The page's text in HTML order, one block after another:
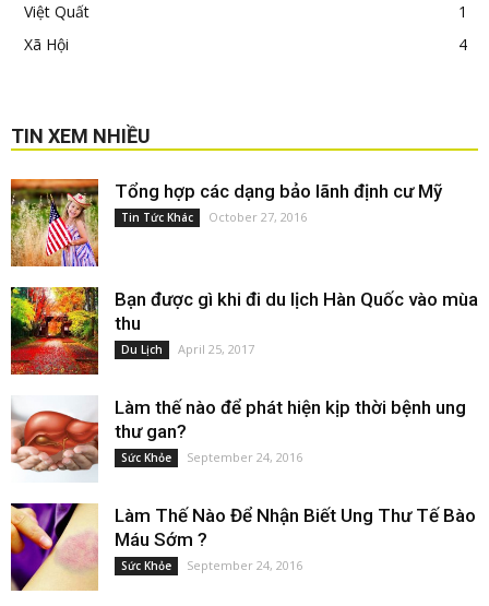
Việt Quất
1
Xã Hội
4
TIN XEM NHIỀU
Tổng hợp các dạng bảo lãnh định cư Mỹ
Tin Tức Khác October 27, 2016
Bạn được gì khi đi du lịch Hàn Quốc vào mùa
thu
Du Lịch April 25, 2017
Làm thế nào để phát hiện kịp thời bệnh ung
thư gan?
Sức Khỏe September 24, 2016
Làm Thế Nào Để Nhận Biết Ung Thư Tế Bào
Máu Sớm ?
Sức Khỏe September 24, 2016